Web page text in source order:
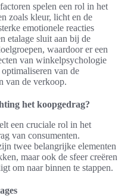
spelen een rol in het
zoals kleur, licht en de
emotionele reacties
etalage sluit aan bij de
waardoor er een
van winkelpsychologie
van de
van de verkoop.
het koopgedrag?
een cruciale rol in het
van consumenten.
twee belangrijke elementen
maar ook de sfeer creëren
om naar binnen te stappen.